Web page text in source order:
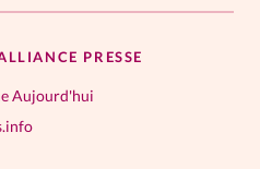
PRESSE
Aujourd'hui